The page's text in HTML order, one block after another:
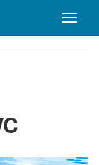
Toggle